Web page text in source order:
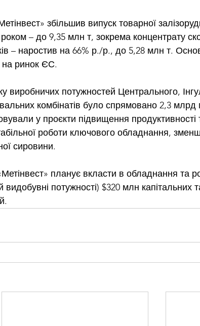
збільшив випуск товарної
роком – до 9,35 млн т, зокрема концентрату
– наростив на 66% р./р., до 5,28 млн т.
на ринок ЄС.
виробничих потужностей Центрального,
комбінатів було спрямовано 2,3 млрд
у проєкти підвищення продуктивності
роботи ключового обладнання,
сировини.
планує вкласти в обладнання та
видобувні потужності) $320 млн капітальних